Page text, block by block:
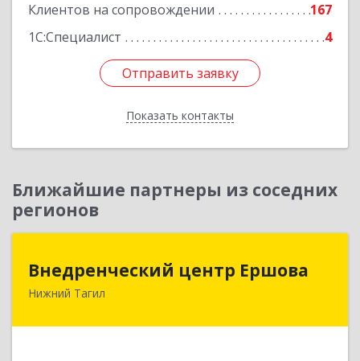
Клиентов на сопровождении
167
1С:Специалист
4
Отправить заявку
Показать контакты
Отправить заявку
Назад
Ближайшие партнеры из соседних
регионов
Внедренческий центр Ершова
Нижний Тагил
Внедренческий центр Ершова
622030, Свердловская обл, Нижний Тагил г,